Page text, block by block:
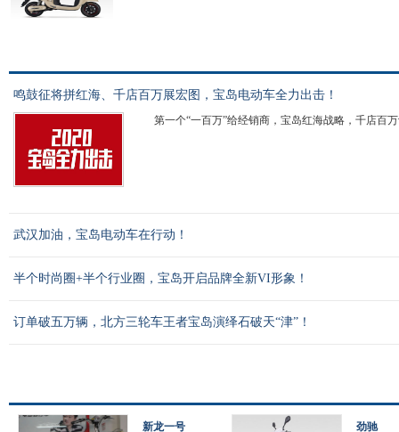
鸣鼓征将拼红海、千店百万展宏图，宝岛电动车全力出击！
第一个“一百万”给经销商，宝岛红海战略，千店百
武汉加油，宝岛电动车在行动！
半个时尚圈+半个行业圈，宝岛开启品牌全新VI形象！
订单破五万辆，北方三轮车王者宝岛演绎石破天“津”！
新龙一号
劲驰